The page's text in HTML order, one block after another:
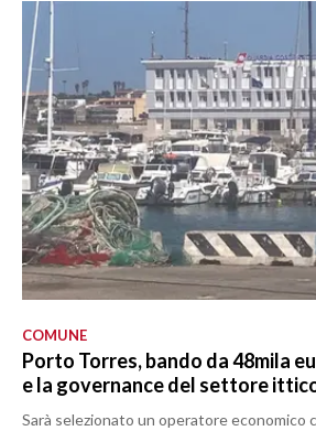
COMUNE
Porto Torres, bando da 48mila
e la governance del settore
Sarà selezionato un operatore economico